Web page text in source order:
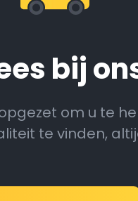
bij
om u te
te vinden,